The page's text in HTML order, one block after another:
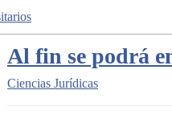
Al fin se podrá
Ciencias Jurídicas